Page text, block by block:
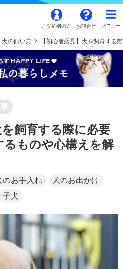
ご契約者の方 お問合せ
犬の飼い方 【初心者必見】犬を飼育する
を飼育する際に必要
るものや心構えを解
のお手入れ
犬のお出かけ
子犬